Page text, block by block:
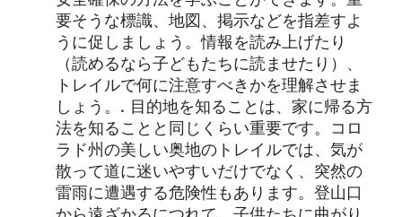
要そうな標識、地図、掲示などを指差すよ
うに促しましょう。情報を読み上げたり
（読めるなら子どもたちに読ませたり）、
トレイルで何に注意すべきかを理解させま
しょう。. 目的地を知ることは、家に帰る方
法を知ることと同じくらい重要です。コロ
ラド州の美しい奥地のトレイルでは、気が
散って道に迷いやすいだけでなく、突然の
雷雨に遭遇する危険性もあります。登山口